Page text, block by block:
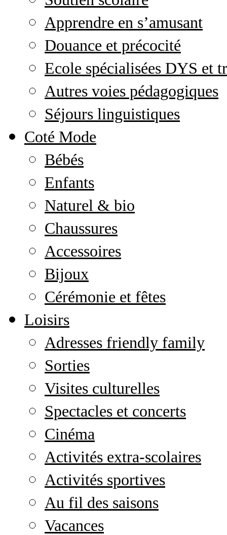
Apprendre en s’amusant
Douance et précocité
Ecole spécialisées DYS et
Autres voies pédagogiques
Séjours linguistiques
Coté Mode
Bébés
Enfants
Naturel & bio
Chaussures
Accessoires
Bijoux
Cérémonie et fêtes
Loisirs
Adresses friendly family
Sorties
Visites culturelles
Spectacles et concerts
Cinéma
Activités extra-scolaires
Activités sportives
Au fil des saisons
Vacances